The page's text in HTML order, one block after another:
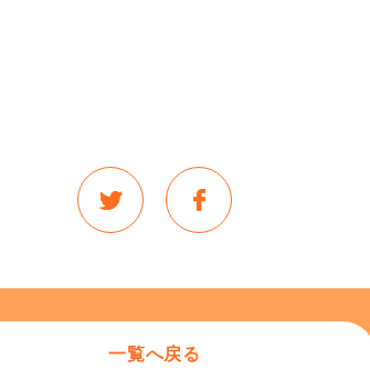
一覧へ戻る